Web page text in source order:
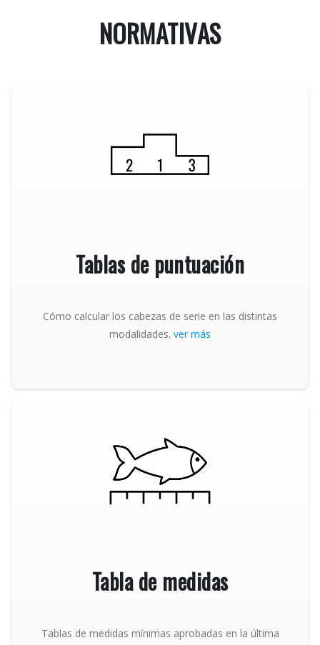
NORMATIVAS
Tablas de puntuación
Cómo calcular los cabezas de serie en las distintas
modalidades. ver más
Tabla de medidas
Tablas de medidas mínimas aprobadas en la última